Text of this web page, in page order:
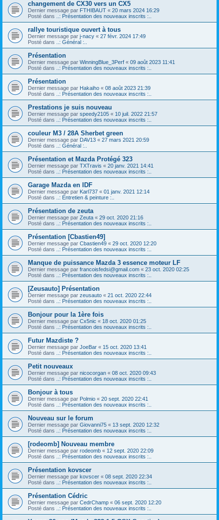
changement de CX30 vers un CX5
Dernier message par FTHIBAUT « 20 mars 2024 16:29
Posté dans
..: Présentation des nouveaux inscrits :..
rallye touristique ouvert à tous
Dernier message par j-nacy « 27 févr. 2024 17:49
Posté dans
..: Général :..
Présentation
Dernier message par WinningBlue_3Perf « 09 août 2023 11:41
Posté dans
..: Présentation des nouveaux inscrits :..
Présentation
Dernier message par Hakaiho « 08 août 2023 21:39
Posté dans
..: Présentation des nouveaux inscrits :..
Prestations je suis nouveau
Dernier message par speedy2105 « 10 juil. 2022 21:57
Posté dans
..: Présentation des nouveaux inscrits :..
couleur M3 / 28A Sherbet green
Dernier message par DAV13 « 27 mars 2021 20:59
Posté dans
..: Général :..
Présentation et Mazda Protégé 323
Dernier message par TXTravis « 20 janv. 2021 14:41
Posté dans
..: Présentation des nouveaux inscrits :..
Garage Mazda en IDF
Dernier message par Karl737 « 01 janv. 2021 12:14
Posté dans
..: Entretien & peinture :..
Présentation de zeuta
Dernier message par Zeuta « 29 oct. 2020 21:16
Posté dans
..: Présentation des nouveaux inscrits :..
Présentation [Cbastien49]
Dernier message par Cbastien49 « 29 oct. 2020 12:20
Posté dans
..: Présentation des nouveaux inscrits :..
Manque de puissance Mazda 3 essence moteur LF
Dernier message par francoisfedsi@gmail.com « 23 oct. 2020 02:25
Posté dans
..: Présentation des nouveaux inscrits :..
[Zeusauto] Présentation
Dernier message par zeusauto « 21 oct. 2020 22:44
Posté dans
..: Présentation des nouveaux inscrits :..
Bonjour pour la 1ère fois
Dernier message par Cx5nic « 18 oct. 2020 01:25
Posté dans
..: Présentation des nouveaux inscrits :..
Futur Mazdiste ?
Dernier message par JoeBar « 15 oct. 2020 13:41
Posté dans
..: Présentation des nouveaux inscrits :..
Petit nouveaux
Dernier message par nicocorgan « 08 oct. 2020 09:43
Posté dans
..: Présentation des nouveaux inscrits :..
Bonjour à tous
Dernier message par Polmio « 20 sept. 2020 22:41
Posté dans
..: Présentation des nouveaux inscrits :..
Nouveau sur le forum
Dernier message par Giovanni75 « 13 sept. 2020 12:32
Posté dans
..: Présentation des nouveaux inscrits :..
[rodeomb] Nouveau membre
Dernier message par rodeomb « 12 sept. 2020 22:09
Posté dans
..: Présentation des nouveaux inscrits :..
Présentation kovscer
Dernier message par kovscer « 08 sept. 2020 22:34
Posté dans
..: Présentation des nouveaux inscrits :..
Présentation Cédric
Dernier message par CedrChamp « 06 sept. 2020 12:20
Posté dans
..: Présentation des nouveaux inscrits :..